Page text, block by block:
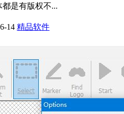
是有版权不...
14 精品软件